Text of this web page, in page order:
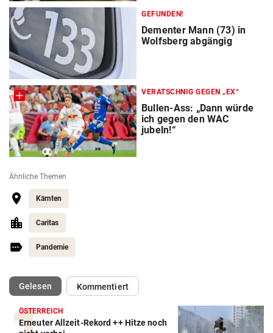
GEFUNDEN!
Dementer Mann (73) in
Wolfsberg abgängig
VERATSCHNIG GEGEN „EX“
Bullen-Ass: „Dann würde
ich gegen den WAC
jubeln!“
Ähnliche Themen
Kärnten
Caritas
Pandemie
Gelesen(ausgewählt)Kommentiert
ÖSTERREICH
Erneuter Allzeit-Rekord ++ Hitze noch